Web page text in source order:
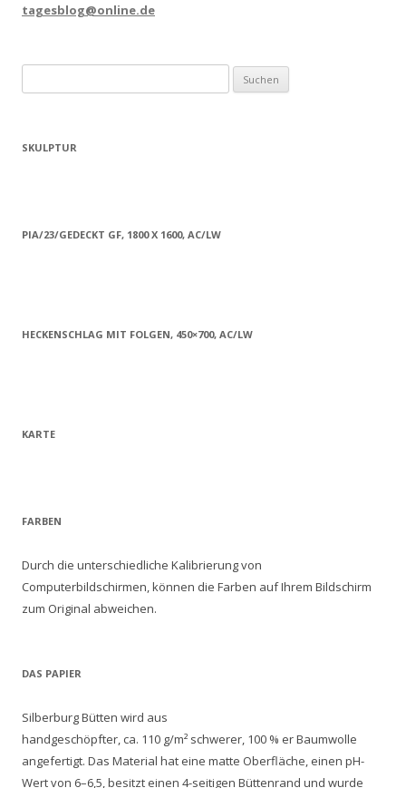
tagesblog@online.de
nach:
SKULPTUR
PIA/23/GEDECKT GF, 1800 X 1600, AC/LW
HECKENSCHLAG MIT FOLGEN, 450×700, AC/LW
KARTE
FARBEN
Durch die unterschiedliche Kalibrierung von
Computerbildschirmen, können die Farben auf Ihrem Bildschirm
zum Original abweichen.
DAS PAPIER
Silberburg Bütten wird aus
handgeschöpfter, ca. 110 g/m² schwerer, 100 % er Baumwolle
angefertigt. Das Material hat eine matte Oberfläche, einen pH-
Wert von 6–6,5, besitzt einen 4-seitigen Büttenrand und wurde